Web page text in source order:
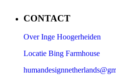
CONTACT
Over Inge Hoogerheiden
Locatie Bing Farmhouse